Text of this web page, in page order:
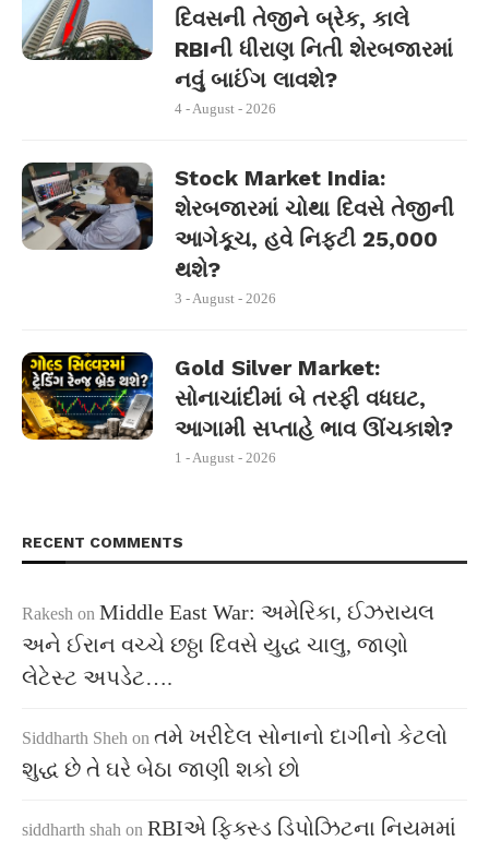
દિવસની તેજીને બ્રેક, કાલે
RBIની ધીરાણ નિતી શેરબજારમાં
નવું બાઈંગ લાવશે?
4 - August - 2026
Stock Market India:
શેરબજારમાં ચોથા દિવસે તેજીની
આગેકૂચ, હવે નિફ્ટી 25,000
થશે?
3 - August - 2026
Gold Silver Market:
સોનાચાંદીમાં બે તરફી વધઘટ,
આગામી સપ્તાહે ભાવ ઊંચકાશે?
1 - August - 2026
RECENT COMMENTS
Rakesh on Middle East War: અમેરિકા, ઈઝરાયલ
અને ઈરાન વચ્ચે છઠ્ઠા દિવસે યુદ્ધ ચાલુ, જાણો
લેટેસ્ટ અપડેટ….
Siddharth Sheh on તમે ખરીદેલ સોનાનો દાગીનો કેટલો
શુદ્ધ છે તે ઘરે બેઠા જાણી શકો છો
siddharth shah on RBIએ ફિક્સ્ડ ડિપોઝિટના નિયમમાં